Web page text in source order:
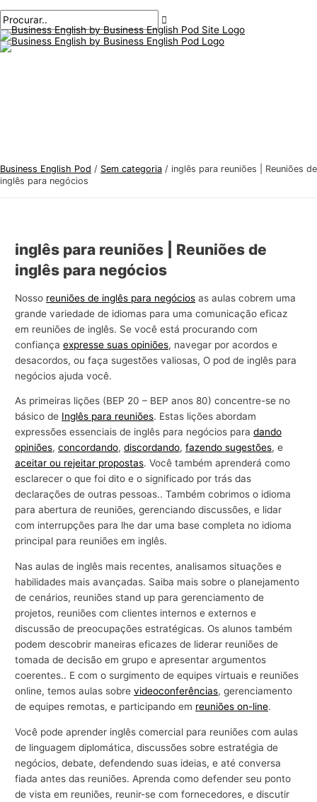
para
o
conteúdo
principal
Business English Pod / Sem categoria / inglês para reuniões | Reuniões de
inglês para negócios
inglês para reuniões | Reuniões de
inglês para negócios
Nosso reuniões de inglês para negócios as aulas cobrem uma
grande variedade de idiomas para uma comunicação eficaz
em reuniões de inglês. Se você está procurando com
confiançaexpresse suas opiniões, navegar por acordos e
desacordos, ou faça sugestões valiosas, O pod de inglês para
negócios ajuda você.
As primeiras lições (BEP 20 – BEP anos 80) concentre-se no
básico de Inglês para reuniões. Estas lições abordam
expressões essenciais de inglês para negócios paradando
opiniões,concordando,discordando,fazendo sugestões, e
aceitar ou rejeitar propostas. Você também aprenderá como
esclarecer o que foi dito e o significado por trás das
declarações de outras pessoas.. Também cobrimos o idioma
para abertura de reuniões, gerenciando discussões, e lidar
com interrupções para lhe dar uma base completa no idioma
principal para reuniões em inglês.
Nas aulas de inglês mais recentes, analisamos situações e
habilidades mais avançadas. Saiba mais sobre o planejamento
de cenários, reuniões stand up para gerenciamento de
projetos, reuniões com clientes internos e externos e
discussão de preocupações estratégicas. Os alunos também
podem descobrir maneiras eficazes de liderar reuniões de
tomada de decisão em grupo e apresentar argumentos
coerentes.. E com o surgimento de equipes virtuais e reuniões
online, temos aulas sobrevideoconferências, gerenciamento
de equipes remotas, e participando em reuniões on-line.
Você pode aprender inglês comercial para reuniões com aulas
de linguagem diplomática, discussões sobre estratégia de
negócios, debate, defendendo suas ideias, e até conversa
fiada antes das reuniões. Aprenda como defender seu ponto
de vista em reuniões, reunir-se com fornecedores, e discutir
navegação
aqui..
mail*
T
ó
p
i
ê
s
p
a
r
n
ó
c
i
s
P
r
o